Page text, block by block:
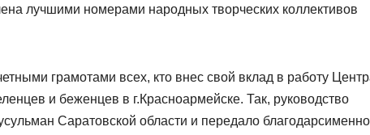
лучшими номерами народных творческих коллективов
грамотами всех, кто внес свой вклад в работу
и беженцев в г.Красноармейске. Так, руководство
Саратовской области и передало